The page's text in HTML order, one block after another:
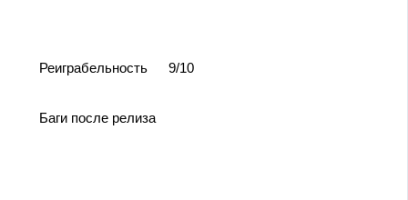
Реиграбельность 9/10
Баги после релиза